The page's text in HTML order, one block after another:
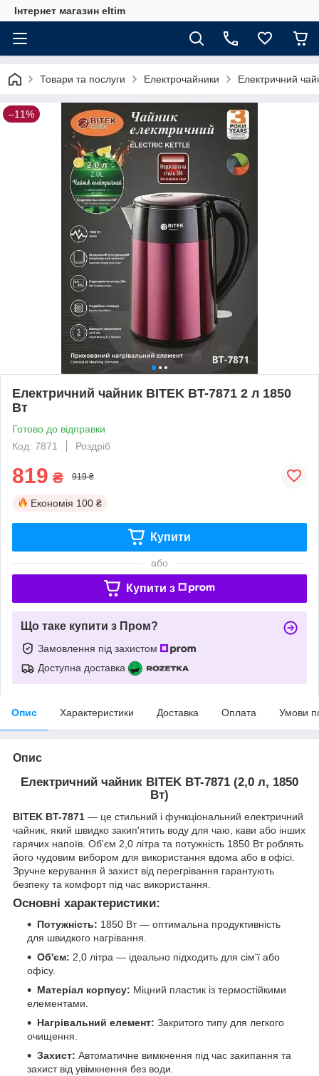
Інтернет магазин eltim
Товари та послуги Електрочайники Електричний
–11%
Електричний чайник BITEK BT-7871 2 л 1850
Вт
Готово до відправки
Код: 7871
Роздріб
819 ₴ 919 ₴
Економія 100 ₴
Купити
або
Купити з
Що таке купити з Пром?
Замовлення під захистом
Доступна доставка
Опис Характеристики Доставка Оплата Умови
Опис
Електричний чайник BITEK BT-7871 (2,0 л, 1850
Вт)
BITEK BT-7871 — це стильний і функціональний електричний
чайник, який швидко закип'ятить воду для чаю, кави або інших
гарячих напоїв. Об'єм 2,0 літра та потужність 1850 Вт роблять
його чудовим вибором для використання вдома або в офісі.
Зручне керування й захист від перегрівання гарантують
безпеку та комфорт під час використання.
Основні характеристики:
Потужність: 1850 Вт — оптимальна продуктивність
для швидкого нагрівання.
Об'єм: 2,0 літра — ідеально підходить для сім'ї або
офісу.
Матеріал корпусу: Міцний пластик із термостійкими
елементами.
Нагрівальний елемент: Закритого типу для легкого
очищення.
Захист: Автоматичне вимкнення під час закипання та
захист від увімкнення без води.